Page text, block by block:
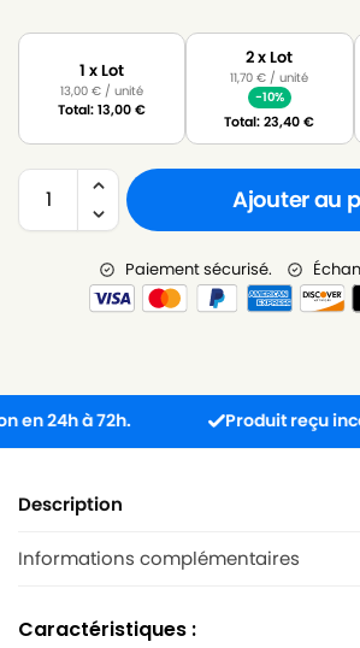
1 x Lot
13,00€ / unité
Total:13,00€
2 x Lot
11,70€ / unité
-10%
Total:23,40€
Ajouter au
Paiement sécurisé.
à 72h. Produit reçu
Description
Informations complémentaires
Caractéristiques :